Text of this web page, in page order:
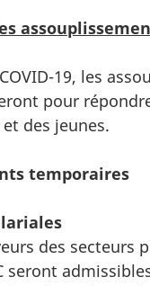
19, les
pour
des jeunes.
temporaires
des secteurs
seront